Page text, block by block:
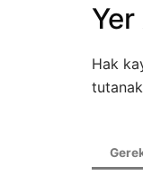
Yer
Hak